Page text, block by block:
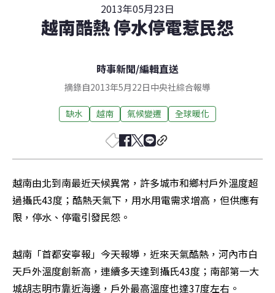
2013年05月23日
越南酷熱 停水停電惹民怨
時事新聞/編輯直送
摘錄自2013年5月22日中央社綜合報導
缺水 越南 氣候變遷 全球暖化
越南由北到南最近天候異常，許多城市和鄉村戶外溫度超
過攝氏43度；酷熱天氣下，用水用電需求增高，但供應有
限，停水、停電引發民怨。
越南「首都安寧報」今天報導，近來天氣酷熱，河內市白
天戶外溫度創新高，連續多天達到攝氏43度；南部第一大
城胡志明市靠近海邊，戶外最高溫度也達37度左右。